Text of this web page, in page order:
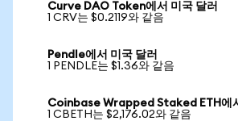
Curve DAO Token에서 미국 달러
1 CRV는 $0.2119와 같음
Pendle에서 미국 달러
1 PENDLE는 $1.36와 같음
Coinbase Wrapped Staked ETH에
1 CBETH는 $2,176.02와 같음